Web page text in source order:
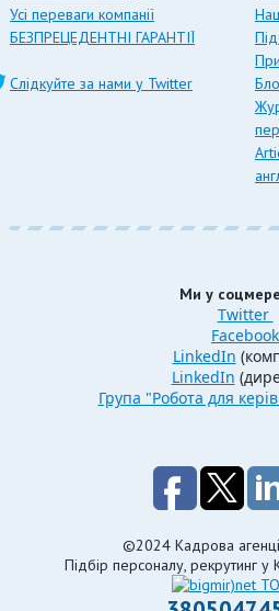
Усі переваги компанії
БЕЗПРЕЦЕДЕНТНІ ГАРАНТІЇ
Слідкуйте за нами у Twitter
Ми у
Twitter
Facebook
LinkedIn
LinkedIn
Група "Робота для
©2024 Кадрова
Підбір персоналу, рекрутинг у